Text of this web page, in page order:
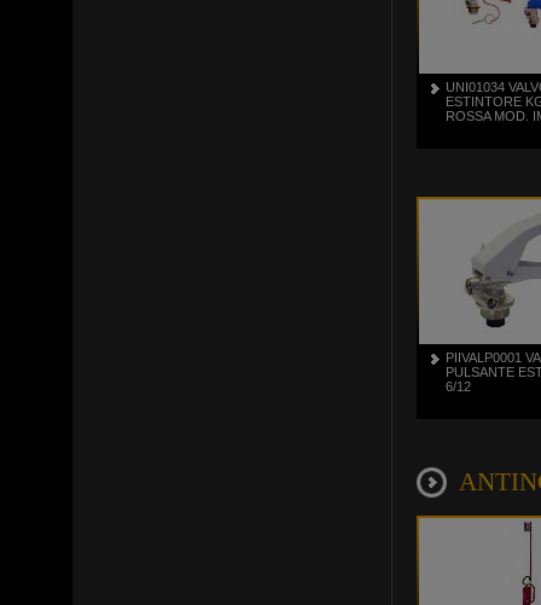
UNI01034
ESTINTORE
ROSSA MOD.
PIIVALP0001
PULSANTE
6/12